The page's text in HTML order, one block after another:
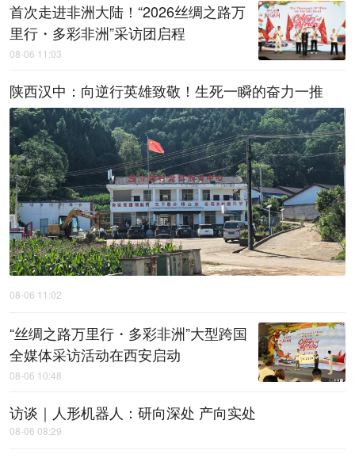
首次走进非洲大陆！“2026丝绸之路万
里行・多彩非洲”采访团启程
08-06 11:03
陕西汉中：向逆行英雄致敬！生死一瞬的奋力一推
08-06 11:02
“丝绸之路万里行・多彩非洲”大型跨国
全媒体采访活动在西安启动
08-06 10:48
访谈｜人形机器人：研向深处 产向实处
08-06 08:29